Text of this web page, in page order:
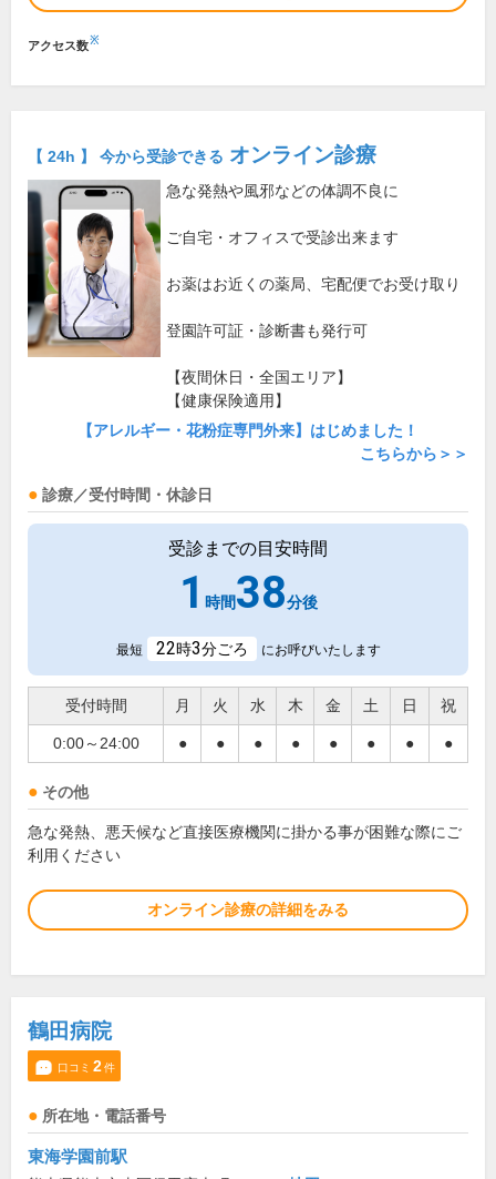
アクセス数※
【 24h 】 今から受診できる オンライン診療
急な発熱や風邪などの体調不良に
ご自宅・オフィスで受診出来ます
お薬はお近くの薬局、宅配便でお受け取り
登園許可証・診断書も発行可
【夜間休日・全国エリア】
【健康保険適用】
【アレルギー・花粉症専門外来】はじめました！
こちらから＞＞
診療／受付時間・休診日
受診までの目安時間
1 時間38分後
最短 22時3分ごろ にお呼びいたします
受付時間 月 火 水 木 金 土 日 祝
0:00～24:00 ● ● ● ● ● ● ● ●
その他
急な発熱、悪天候など直接医療機関に掛かる事が困難な際にご
利用ください
オンライン診療の詳細をみる
鶴田病院
口コミ 2件
所在地・電話番号
東海学園前駅